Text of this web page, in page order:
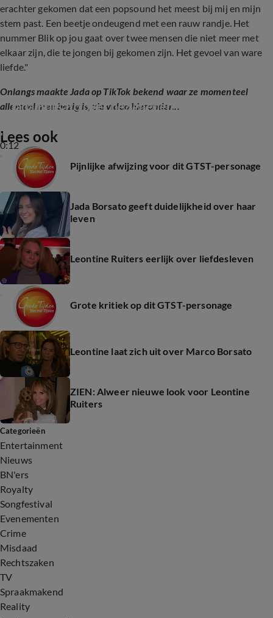
erachter gekomen dat een popsound het meest bij mij en mijn
stem past. Een beetje ondeugend met een rauw randje. Het
nummer Blik op jou gaat over twee mensen die niet meer met
elkaar zijn, die te jongen bij gekomen zijn. Het gevoel van ware
liefde."
Onlangs maakte Jada op TikTok bekend waar ze momenteel
allemaal mee bezig is, zie video hieronder...
0:12
Jada Borsato over bezigheden
Lees ook
Pijnlijke afwijzing voor dit GTST-personage
Jada Borsato geeft duidelijkheid over haar
leven
Leontine Ruiters eerlijk over liefdesleven
Grote kritiek op dit GTST-personage
Leontine laat zich uit over Marco Borsato
ZIEN: Alweer nieuwe look voor Leontine
Ruiters
Categorieën
Entertainment
Nieuws
BN'ers
Royalty
Songfestival
Evenementen
Crime
Misdaad
Rechtszaken
TV
Spraakmakend
Reality